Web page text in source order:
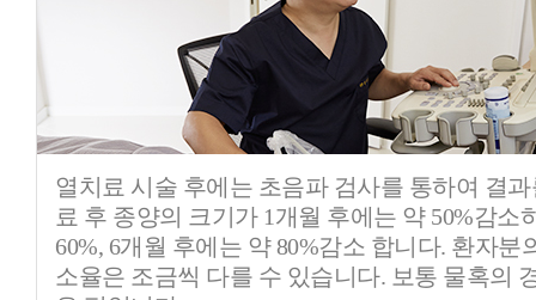
열치료 시술 후에는 초음파 검사를 통하여 결
료 후 종양의 크기가 1개월 후에는 약 50%감소
60%, 6개월 후에는 약 80%감소 합니다. 환자분
소율은 조금씩 다를 수 있습니다. 보통 물혹의